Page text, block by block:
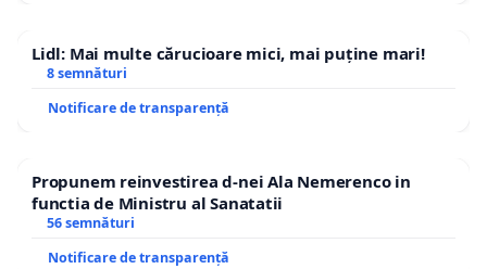
Lidl: Mai multe cărucioare mici, mai puține mari!
8 semnături
Notificare de transparență
Propunem reinvestirea d-nei Ala Nemerenco in
functia de Ministru al Sanatatii
56 semnături
Notificare de transparență